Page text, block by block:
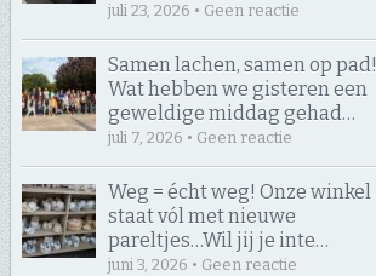
juli 23, 2026 • Geen reactie
Samen lachen, samen op pad! ​
Wat hebben we gisteren een
geweldige middag gehad…
juli 7, 2026 • Geen reactie
Weg = écht weg! Onze winkel
staat vól met nieuwe
pareltjes… ​Wil jij je inte…
juni 3, 2026 • Geen reactie